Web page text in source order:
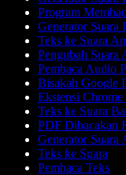
Program
Generator Suara
Teks ke Suara
Pengubah Suara
Pembaca Audio
Bisakah Google
Ekstensi Chrome
Teks ke Suara
PDF Dibacakan
Generator Suara
Teks ke Suara
Pembaca Teks